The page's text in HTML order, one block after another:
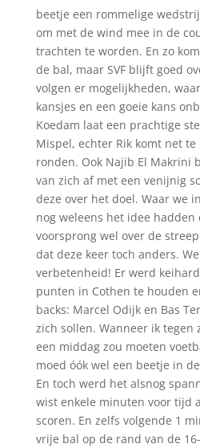
beetje een rommelige
om met de wind mee in de
trachten te worden. En zo
de bal, maar SVF blijft goed
volgen er mogelijkheden,
kansjes en een goeie kans
Koedam laat een prachtige
Mispel, echter Rik komt net
ronden. Ook Najib El Makrini
van zich af met een venijnig
deze over het doel. Waar we
nog weleens het idee hadden
voorsprong wel over de
dat deze keer toch anders.
verbetenheid! Er werd
punten in Cothen te houden
backs: Marcel Odijk en Bas
zich sollen. Wanneer ik tegen
een middag zou moeten
moed óók wel een beetje in
En toch werd het alsnog
wist enkele minuten voor tijd
scoren. En zelfs volgende 1
vrije bal op de rand van de